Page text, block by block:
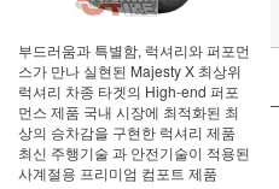
부드러움과 특별함, 럭셔리와 퍼포먼
스가 만나 실현된 Majesty X 최상위
럭셔리 차종 타겟의 High-end 퍼포
먼스 제품 국내 시장에 최적화된 최
상의 승차감을 구현한 럭셔리 제품
최신 주행기술 과 안전기술이 적용된
사계절용 프리미엄 컴포트 제품